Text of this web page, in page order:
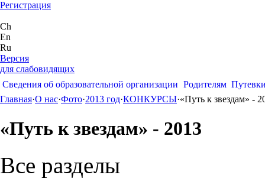
Регистрация
Ch
En
Ru
Версия
для слабовидящих
Сведения об образовательной организации Родителям
Главная·О нас·Фото·2013 год·КОНКУРСЫ·«Путь к звездам» -
«Путь к звездам» - 2013
Все разделы